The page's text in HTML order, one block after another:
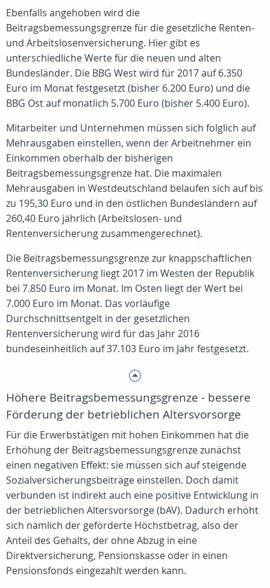
Ebenfalls angehoben wird die
Beitragsbemessungsgrenze für die gesetzliche Renten-
und Arbeitslosenversicherung. Hier gibt es
unterschiedliche Werte für die neuen und alten
Bundesländer. Die BBG West wird für 2017 auf 6.350
Euro im Monat festgesetzt (bisher 6.200 Euro) und die
BBG Ost auf monatlich 5.700 Euro (bisher 5.400 Euro).
Mitarbeiter und Unternehmen müssen sich folglich auf
Mehrausgaben einstellen, wenn der Arbeitnehmer ein
Einkommen oberhalb der bisherigen
Beitragsbemessungsgrenze hat. Die maximalen
Mehrausgaben in Westdeutschland belaufen sich auf bis
zu 195,30 Euro und in den östlichen Bundesländern auf
260,40 Euro jährlich (Arbeitslosen- und
Rentenversicherung zusammengerechnet).
Die Beitragsbemessungsgrenze zur knappschaftlichen
Rentenversicherung liegt 2017 im Westen der Republik
bei 7.850 Euro im Monat. Im Osten liegt der Wert bei
7.000 Euro im Monat. Das vorläufige
Durchschnittsentgelt in der gesetzlichen
Rentenversicherung wird für das Jahr 2016
bundeseinheitlich auf 37.103 Euro im Jahr festgesetzt.
Höhere Beitragsbemessungsgrenze - bessere
Förderung der betrieblichen Altersvorsorge
Für die Erwerbstätigen mit hohen Einkommen hat die
Erhöhung der Beitragsbemessungsgrenze zunächst
einen negativen Effekt: sie müssen sich auf steigende
Sozialversicherungsbeiträge einstellen. Doch damit
verbunden ist indirekt auch eine positive Entwicklung in
der betrieblichen Altersvorsorge (bAV). Dadurch erhöht
sich nämlich der geförderte Höchstbetrag, also der
Anteil des Gehalts, der ohne Abzug in eine
Direktversicherung, Pensionskasse oder in einen
Pensionsfonds eingezahlt werden kann.